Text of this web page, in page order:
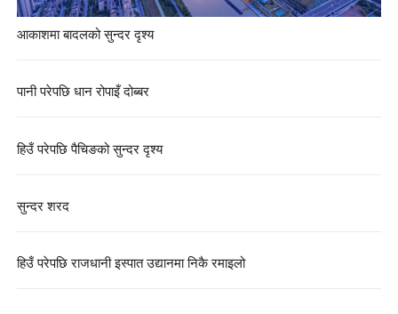
आकाशमा बादलको सुन्दर दृश्य
पानी परेपछि धान रोपाइँ दोब्बर
हिउँ परेपछि पैचिङको सुन्दर दृश्य
सुन्दर शरद
हिउँ परेपछि राजधानी इस्पात उद्यानमा निकै रमाइलो